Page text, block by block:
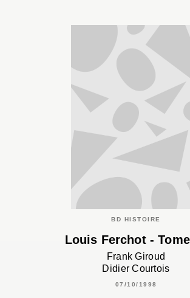
BD HISTOIRE
Louis Ferchot -
Frank Giroud
Didier Courtois
07/10/1998